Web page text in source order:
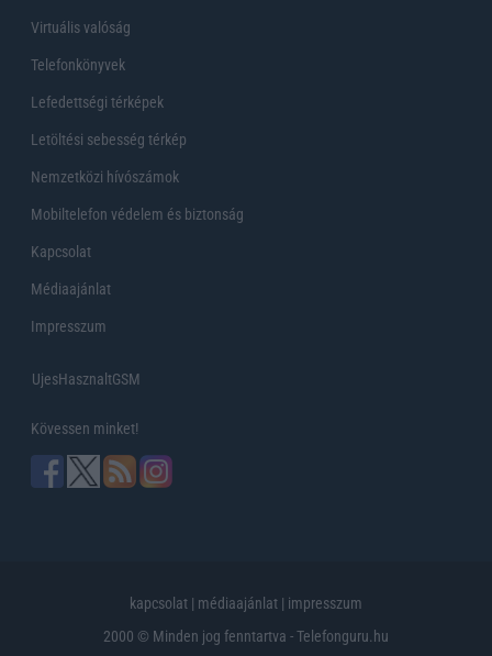
Virtuális valóság
Telefonkönyvek
Lefedettségi térképek
Letöltési sebesség térkép
Nemzetközi hívószámok
Mobiltelefon védelem és biztonság
Kapcsolat
Médiaajánlat
Impresszum
UjesHasznaltGSM
Kövessen minket!
kapcsolat | médiaajánlat | impresszum
2000 © Minden jog fenntartva - Telefonguru.hu